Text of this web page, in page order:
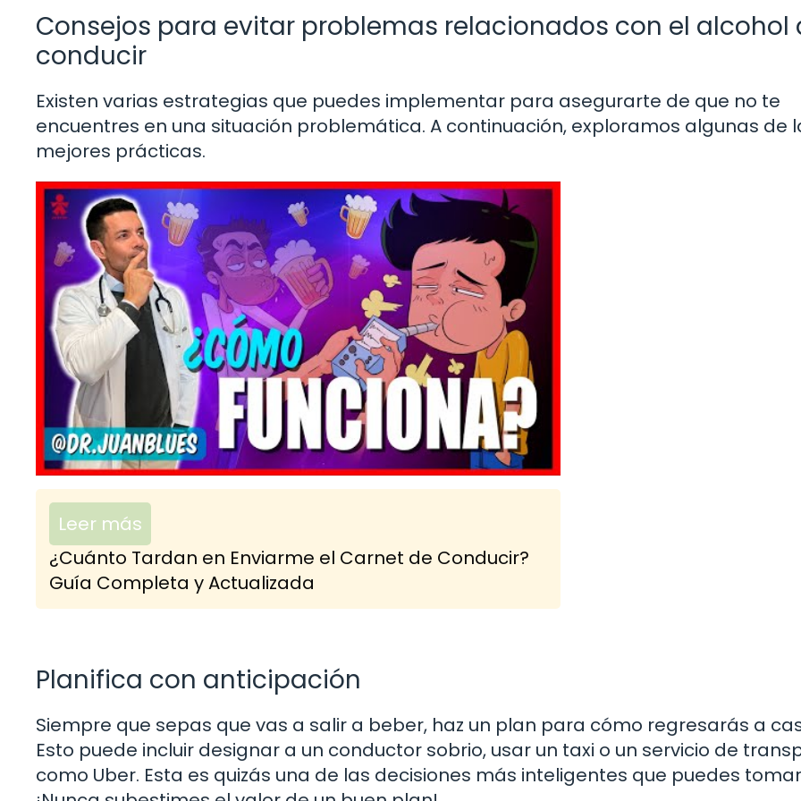
Consejos para evitar problemas relacionados con el alcohol
conducir
Existen varias estrategias que puedes implementar para asegurarte de que no te
encuentres en una situación problemática. A continuación, exploramos algunas de
mejores prácticas.
Leer más
¿Cuánto Tardan en Enviarme el Carnet de Conducir?
Guía Completa y Actualizada
Planifica con anticipación
Siempre que sepas que vas a salir a beber, haz un plan para cómo regresarás a
Esto puede incluir designar a un conductor sobrio, usar un taxi o un servicio de
como Uber. Esta es quizás una de las decisiones más inteligentes que puedes